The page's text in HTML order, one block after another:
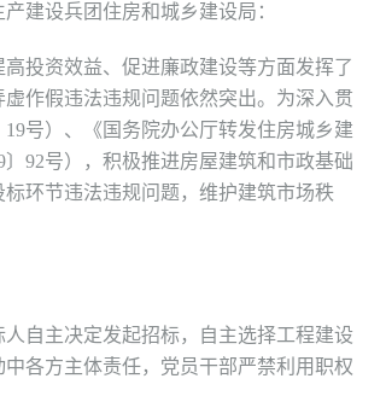
建设兵团住房和城乡建设局：
投资效益、促进廉政建设等方面发挥了
作假违法违规问题依然突出。为深入贯
号）、《国务院办公厅转发住房城乡建
92号），积极推进房屋建筑和市政基础
环节违法违规问题，维护建筑市场秩
自主决定发起招标，自主选择工程建设
各方主体责任，党员干部严禁利用职权